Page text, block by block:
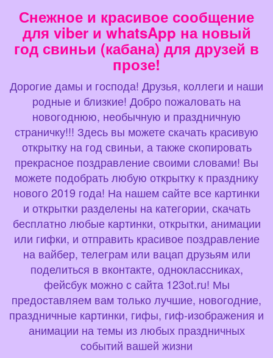
Снежное и красивое сообщение
для viber и whatsApp на новый
год свиньи (кабана) для друзей в
прозе!
Дорогие дамы и господа! Друзья, коллеги и наши
родные и близкие! Добро пожаловать на
новогоднюю, необычную и праздничную
страничку!!! Здесь вы можете скачать красивую
открытку на год свиньи, а также скопировать
прекрасное поздравление своими словами! Вы
можете подобрать любую открытку к празднику
нового 2019 года! На нашем сайте все картинки
и открытки разделены на категории, скачать
бесплатно любые картинки, открытки, анимации
или гифки, и отправить красивое поздравление
на вайбер, телеграм или вацап друзьям или
поделиться в вконтакте, одноклассниках,
фейсбук можно с сайта 123ot.ru! Мы
предоставляем вам только лучшие, новогодние,
праздничные картинки, гифы, гиф-изображения и
анимации на темы из любых праздничных
событий вашей жизни